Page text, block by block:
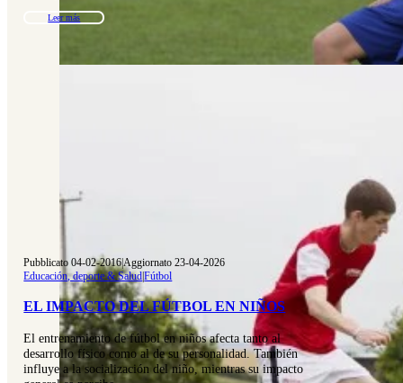
Leer más
Pubblicato 04-02-2016|Aggiornato 23-04-2026
Educación, deporte & Salud|Fútbol
EL IMPACTO DEL FÚTBOL EN NIÑOS
El entrenamiento de fútbol en niños afecta tanto al
desarrollo físico como al de su personalidad. También
influye a la socialización del niño, mientras su impacto